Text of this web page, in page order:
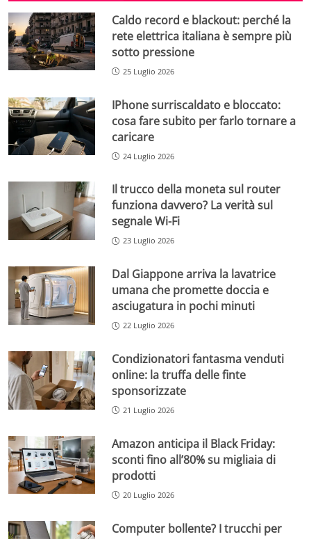
Caldo record e blackout: perché la
rete elettrica italiana è sempre più
sotto pressione
25 Luglio 2026
IPhone surriscaldato e bloccato:
cosa fare subito per farlo tornare a
caricare
24 Luglio 2026
Il trucco della moneta sul router
funziona davvero? La verità sul
segnale Wi-Fi
23 Luglio 2026
Dal Giappone arriva la lavatrice
umana che promette doccia e
asciugatura in pochi minuti
22 Luglio 2026
Condizionatori fantasma venduti
online: la truffa delle finte
sponsorizzate
21 Luglio 2026
Amazon anticipa il Black Friday:
sconti fino all’80% su migliaia di
prodotti
20 Luglio 2026
Computer bollente? I trucchi per